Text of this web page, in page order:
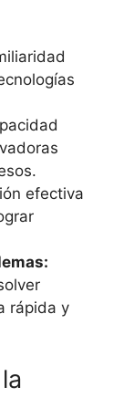
efectiva
rápida y